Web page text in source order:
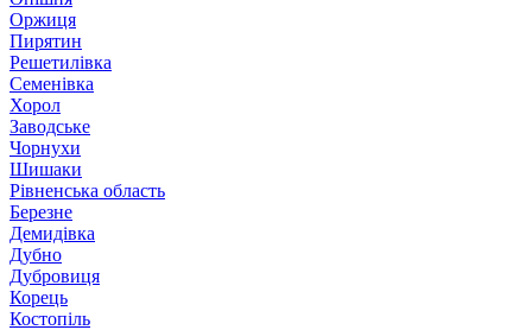
Оржиця
Пирятин
Решетилівка
Семенівка
Хорол
Заводське
Чорнухи
Шишаки
Рівненська область
Березне
Демидівка
Дубно
Дубровиця
Корець
Костопіль